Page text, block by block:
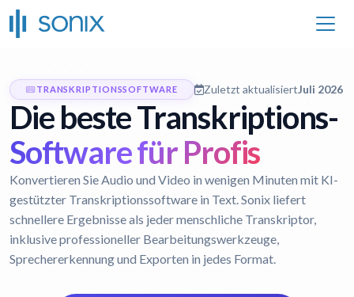
TRANSKRIPTIONSSOFTWARE Zuletzt aktualisiertJuli 2026
Die beste Transkriptions-
Software für Profis
Konvertieren Sie Audio und Video in wenigen Minuten mit KI-
gestützter Transkriptionssoftware in Text. Sonix liefert
schnellere Ergebnisse als jeder menschliche Transkriptor,
inklusive professioneller Bearbeitungswerkzeuge,
Sprechererkennung und Exporten in jedes Format.